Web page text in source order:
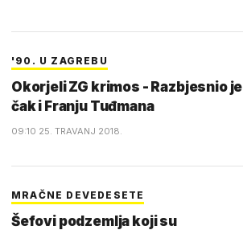
'90. U ZAGREBU
Okorjeli ZG krimos - Razbjesnio je
čak i Franju Tuđmana
09:10 25. TRAVANJ 2018.
MRAČNE DEVEDESETE
Šefovi podzemlja koji su